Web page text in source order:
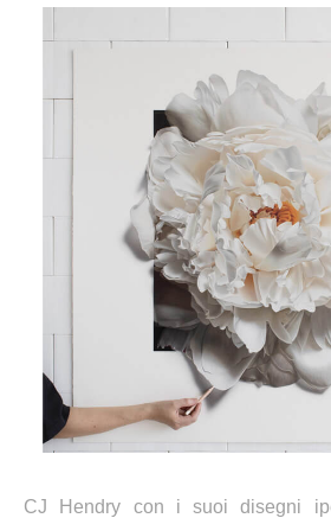
CJ Hendry con i suoi disegni